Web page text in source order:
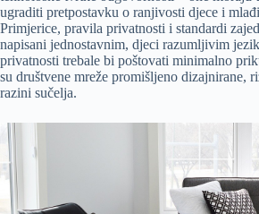
ugraditi pretpostavku o ranjivosti djece i
Primjerice, pravila privatnosti i standardi
napisani jednostavnim, djeci razumljivim
privatnosti trebale bi poštovati minimalno
su društvene mreže promišljeno dizajnirane,
razini sučelja.